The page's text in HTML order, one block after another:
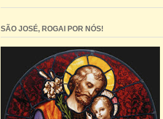
SÃO JOSÉ, ROGAI POR NÓS!